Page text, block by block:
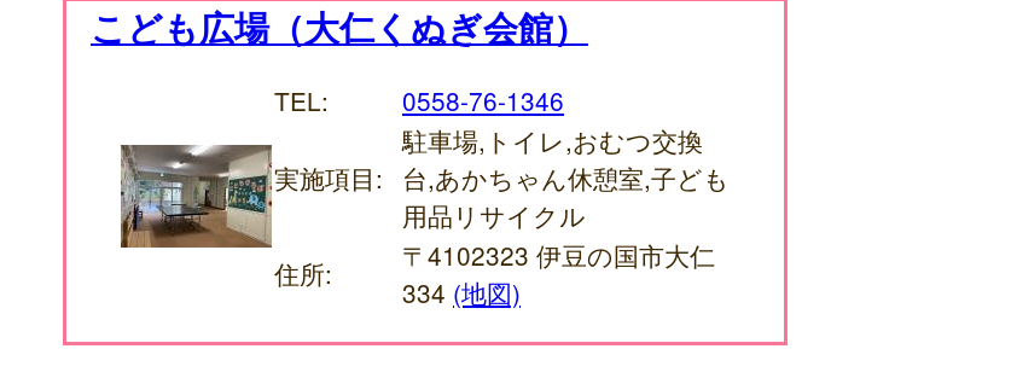
こども広場（大仁くぬぎ会館）
TEL: 0558-76-1346
実施項目:
駐車場,トイレ,おむつ交換
台,あかちゃん休憩室,子ども
用品リサイクル
住所:
〒4102323 伊豆の国市大仁
334 (地図)